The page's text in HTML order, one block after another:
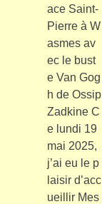
ace Saint-
Pierre à W
asmes av
ec le bust
e Van Gog
h de Ossip
Zadkine C
e lundi 19
mai 2025,
j’ai eu le p
laisir d’acc
ueillir Mes